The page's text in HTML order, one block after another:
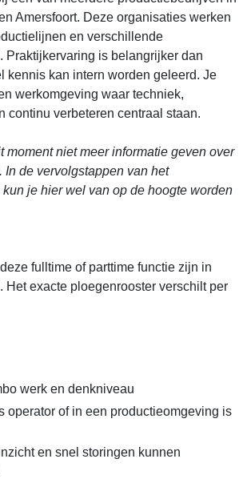
Amersfoort. Deze organisaties werken
en verschillende
Praktijkervaring is belangrijker dan
kennis kan intern worden geleerd. Je
werkomgeving waar techniek,
continu verbeteren centraal staan.
moment niet meer informatie geven over
In de vervolgstappen van het
je hier wel van op de hoogte worden
fulltime of parttime functie zijn in
Het exacte ploegenrooster verschilt per
werk en denkniveau
operator of in een productieomgeving is
en snel storingen kunnen